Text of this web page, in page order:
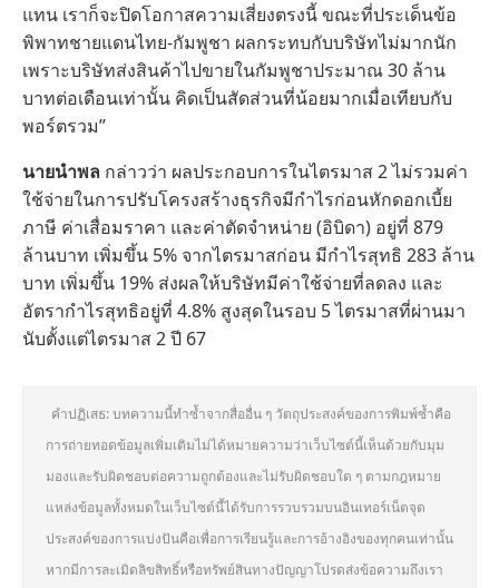
แทน เราก็จะปิดโอกาสความเสี่ยงตรงนี้ ขณะที่ประเด็นข้อ
พิพาทชายแดนไทย-กัมพูชา ผลกระทบกับบริษัทไม่มากนัก
เพราะบริษัทส่งสินค้าไปขายในกัมพูชาประมาณ 30 ล้าน
บาทต่อเดือนเท่านั้น คิดเป็นสัดส่วนที่น้อยมากเมื่อเทียบกับ
พอร์ตรวม”
นายนำพล กล่าวว่า ผลประกอบการในไตรมาส 2 ไม่รวมค่า
ใช้จ่ายในการปรับโครงสร้างธุรกิจมีกำไรก่อนหักดอกเบี้ย
ภาษี ค่าเสื่อมราคา และค่าตัดจำหน่าย (อิบิดา) อยู่ที่ 879
ล้านบาท เพิ่มขึ้น 5% จากไตรมาสก่อน มีกำไรสุทธิ 283 ล้าน
บาท เพิ่มขึ้น 19% ส่งผลให้บริษัทมีค่าใช้จ่ายที่ลดลง และ
อัตรากำไรสุทธิอยู่ที่ 4.8% สูงสุดในรอบ 5 ไตรมาสที่ผ่านมา
นับตั้งแต่ไตรมาส 2 ปี 67
คำปฏิเสธ: บทความนี้ทำซ้ำจากสื่ออื่น ๆ วัตถุประสงค์ของการพิมพ์ซ้ำคือ
การถ่ายทอดข้อมูลเพิ่มเติมไม่ได้หมายความว่าเว็บไซต์นี้เห็นด้วยกับมุม
มองและรับผิดชอบต่อความถูกต้องและไม่รับผิดชอบใด ๆ ตามกฎหมาย
แหล่งข้อมูลทั้งหมดในเว็บไซต์นี้ได้รับการรวบรวมบนอินเทอร์เน็ตจุด
ประสงค์ของการแบ่งปันคือเพื่อการเรียนรู้และการอ้างอิงของทุกคนเท่านั้น
หากมีการละเมิดลิขสิทธิ์หรือทรัพย์สินทางปัญญาโปรดส่งข้อความถึงเรา